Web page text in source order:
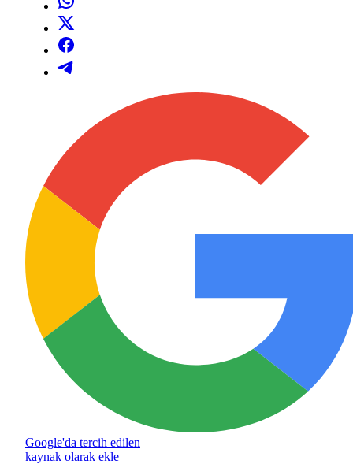
Google'da tercih edilen
kaynak olarak ekle